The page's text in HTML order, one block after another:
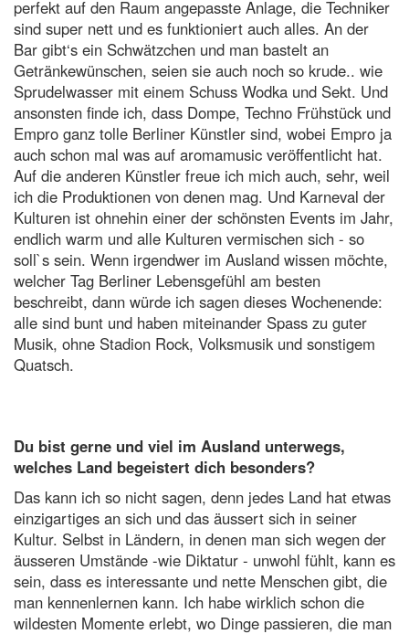
perfekt auf den Raum angepasste Anlage, die Techniker
sind super nett und es funktioniert auch alles. An der
Bar gibt‘s ein Schwätzchen und man bastelt an
Getränkewünschen, seien sie auch noch so krude.. wie
Sprudelwasser mit einem Schuss Wodka und Sekt. Und
ansonsten finde ich, dass Dompe, Techno Frühstück und
Empro ganz tolle Berliner Künstler sind, wobei Empro ja
auch schon mal was auf aromamusic veröffentlicht hat.
Auf die anderen Künstler freue ich mich auch, sehr, weil
ich die Produktionen von denen mag. Und Karneval der
Kulturen ist ohnehin einer der schönsten Events im Jahr,
endlich warm und alle Kulturen vermischen sich - so
soll`s sein. Wenn irgendwer im Ausland wissen möchte,
welcher Tag Berliner Lebensgefühl am besten
beschreibt, dann würde ich sagen dieses Wochenende:
alle sind bunt und haben miteinander Spass zu guter
Musik, ohne Stadion Rock, Volksmusik und sonstigem
Quatsch.
Du bist gerne und viel im Ausland unterwegs,
welches Land begeistert dich besonders?
Das kann ich so nicht sagen, denn jedes Land hat etwas
einzigartiges an sich und das äussert sich in seiner
Kultur. Selbst in Ländern, in denen man sich wegen der
äusseren Umstände -wie Diktatur - unwohl fühlt, kann es
sein, dass es interessante und nette Menschen gibt, die
man kennenlernen kann. Ich habe wirklich schon die
wildesten Momente erlebt, wo Dinge passieren, die man